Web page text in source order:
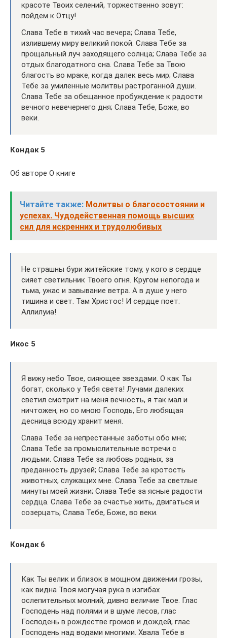
красоте Твоих селений, торжественно зовут:
пойдем к Отцу!
Слава Тебе в тихий час вечера; Слава Тебе,
излившему миру великий покой. Слава Тебе за
прощальный луч заходящего солнца; Слава Тебе за
отдых благодатного сна. Слава Тебе за Твою
благость во мраке, когда далек весь мир; Слава
Тебе за умиленные молитвы растроганной души.
Слава Тебе за обещанное пробуждение к радости
вечного невечернего дня; Слава Тебе, Боже, во
веки.
Кондак 5
Об авторе О книге
Читайте также: Молитвы о благосостоянии и
успехах. Чудодейственная помощь высших
сил для искренних и трудолюбивых
Не страшны бури житейские тому, у кого в сердце
сияет светильник Твоего огня. Кругом непогода и
тьма, ужас и завывание ветра. А в душе у него
тишина и свет. Там Христос! И сердце поет:
Аллилуиа!
Икос 5
Я вижу небо Твое, сияющее звездами. О как Ты
богат, сколько у Тебя света! Лучами далеких
светил смотрит на меня вечность, я так мал и
ничтожен, но со мною Господь, Его любящая
десница всюду хранит меня.
Слава Тебе за непрестанные заботы обо мне;
Слава Тебе за промыслительные встречи с
людьми. Слава Тебе за любовь родных, за
преданность друзей; Слава Тебе за кротость
животных, служащих мне. Слава Тебе за светлые
минуты моей жизни; Слава Тебе за ясные радости
сердца. Слава Тебе за счастье жить, двигаться и
созерцать; Слава Тебе, Боже, во веки.
Кондак 6
Как Ты велик и близок в мощном движении грозы,
как видна Твоя могучая рука в изгибах
ослепительных молний, дивно величие Твое. Глас
Господень над полями и в шуме лесов, глас
Господень в рождестве громов и дождей, глас
Господень над водами многими. Хвала Тебе в